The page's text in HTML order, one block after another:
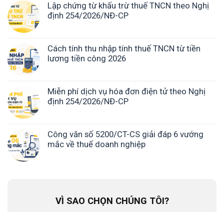
Lập chứng từ khấu trừ thuế TNCN theo Nghị
định 254/2026/NĐ-CP
Cách tính thu nhập tính thuế TNCN từ tiền
lương tiền công 2026
Miễn phí dịch vụ hóa đơn điện tử theo Nghị
định 254/2026/NĐ-CP
Công văn số 5200/CT-CS giải đáp 6 vướng
mắc về thuế doanh nghiệp
VÌ SAO CHỌN CHÚNG TÔI?